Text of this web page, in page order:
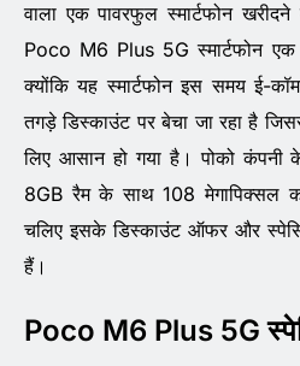
वाला एक पावरफुल स्मार्टफोन
Poco M6 Plus 5G स्मार्टफोन
क्योंकि यह स्मार्टफोन इस समय ई-
तगड़े डिस्काउंट पर बेचा जा रहा है
लिए आसान हो गया है। पोको कंपनी
8GB रैम के साथ 108 मेगापिक्सल
चलिए इसके डिस्काउंट ऑफर और
हैं।
Poco M6 Plus 5G